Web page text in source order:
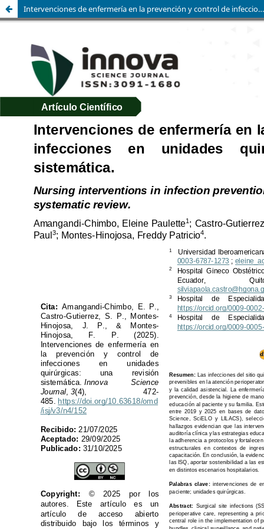
Intervenciones de enfermería en la prevención y control de infecciones en unidades quirúrgicas: una revisión sistemática.